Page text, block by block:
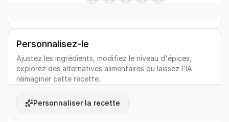
Personnalisez-le
Ajustez les ingrédients, modifiez le niveau d'épices,
explorez des alternatives alimentaires ou laissez l'IA
réimaginer cette recette.
Personnaliser la recette